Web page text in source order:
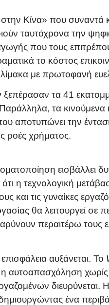
Κίνα» που συναντά
ταυτόχρονα την
που τους
το κόστος
με πρωτοφανή
τα 41
τα
αποτυπώνει την
ροές χρήματος.
εισβάλλει
η τεχνολογική
και τις γυναίκες
θα λειτουργεί σε
περαιτέρω τους
αυξάνεται. Το
αυτοαπασχόληση
διευρύνεται.
ένα